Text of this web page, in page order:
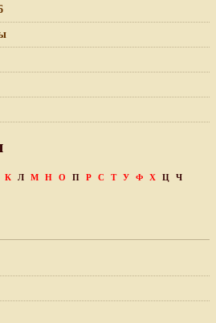
К Л М Н О П Р С Т У Ф Х Ц
Ч